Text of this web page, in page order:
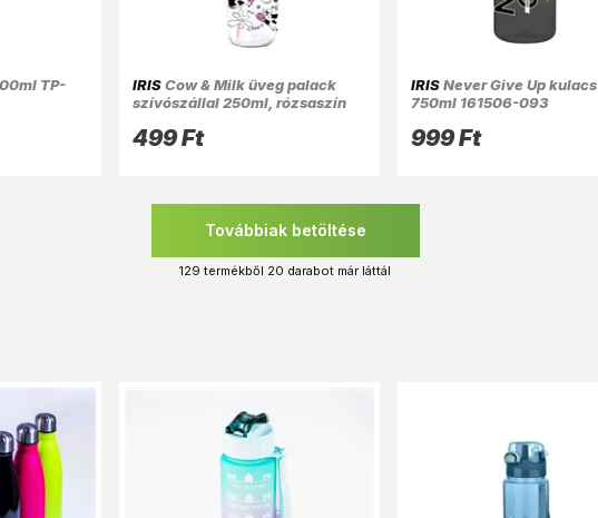
TP-
IRISCow & Milk üveg palack
szívószállal 250ml, rózsaszín
499 Ft
IRISNever Give Up kulacs
750ml 161506-093
999 Ft
Továbbiak betöltése
129 termékből 20 darabot már láttál